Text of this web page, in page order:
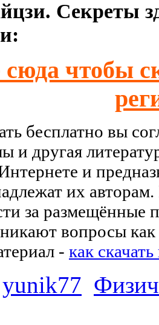
Секреты
чтобы
бесплатно вы
и другая
и
их
за размещённые
вопросы как
- как
yunik77